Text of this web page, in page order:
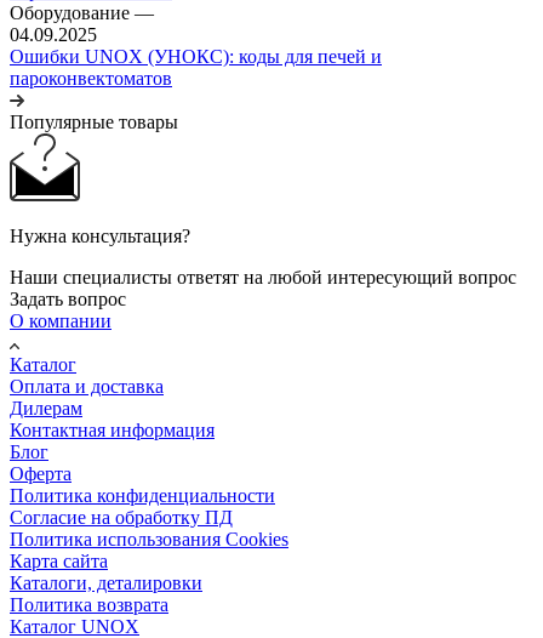
Оборудование —
04.09.2025
Ошибки UNOX (УНОКС): коды для печей и
пароконвектоматов
Популярные товары
Нужна консультация?
Наши специалисты ответят на любой интересующий вопрос
Задать вопрос
О компании
Каталог
Оплата и доставка
Дилерам
Контактная информация
Блог
Оферта
Политика конфиденциальности
Согласие на обработку ПД
Политика использования Cookies
Карта сайта
Каталоги, деталировки
Политика возврата
Каталог UNOX